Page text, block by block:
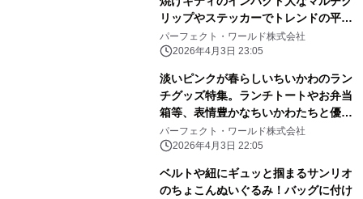
リップやステッカーでトレンドの平成
レトロ感ばっちりです。
パーフェクト・ワールド株式会社
2026年4月3日 23:05
淡いピンクが春らしいちいかわのラン
チグッズ特集。ランチトートやお弁当
箱等、表情豊かなちいかわたちと優し
いピンク色に心和む
パーフェクト・ワールド株式会社
2026年4月3日 22:05
ベルトや紐にギュッと掴まるサンリオ
のちょこんぬいぐるみ！バッグに付け